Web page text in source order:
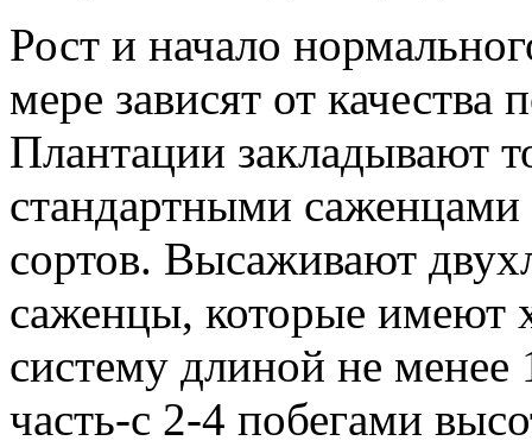
Рост и начало
мере зависят от качества
Плантации закладывают
стандартными
сортов. Высаживают
саженцы, которые имеют
систему длиной не
часть-с 2-4 побегами